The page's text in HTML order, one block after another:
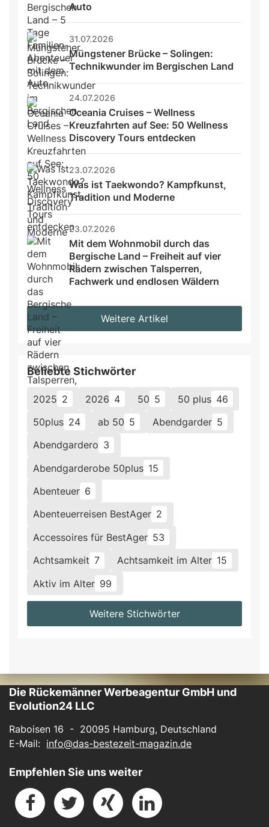
Auto
31.07.2026
Müngstener Brücke – Solingen:
Technikwunder im Bergischen Land
24.07.2026
Oceania Cruises – Wellness
Kreuzfahrten auf See: 50 Wellness
Discovery Tours entdecken
23.07.2026
Was ist Taekwondo? Kampfkunst,
Tradition und Moderne
23.07.2026
Mit dem Wohnmobil durch das
Bergische Land – Freiheit auf vier
Rädern zwischen Talsperren,
Fachwerk und endlosen Wäldern
Weitere Artikel
Beliebte Stichwörter
2025 2 2026 4 50 5 50 plus 46
50plus 24 ab 50 5 Abendgarder 5
Abendgardero 3
Abendgarderobe 50plus 15
Abenteuer 6
Abenteuerreisen BestAger 2
Accessoires für BestAger 53
Achtsamkeit 7 Achtsamkeit im Alter 15
Aktiv im Alter 99
Weitere Stichwörter
Die Rückemänner Werbeagentur GmbH und
Evolution24 LLC
Raboisen 16 - 20095 Hamburg, Deutschland
E-Mail: info@das-bestezeit-magazin.de
Empfehlen Sie uns weiter